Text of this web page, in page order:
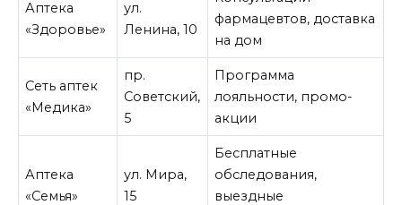
Аптека
«Здоровье»
ул.
Ленина, 10
фармацевтов, доставка
на дом
Сеть аптек
«Медика»
пр.
Советский,
5
Программа
лояльности, промо-
акции
Аптека
«Семья»
ул. Мира,
15
Бесплатные
обследования,
выездные